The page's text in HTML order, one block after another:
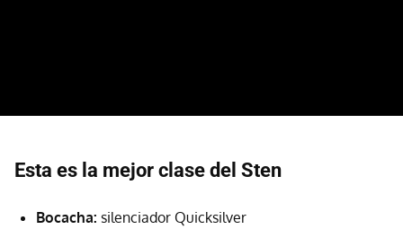
Esta es la mejor clase del Sten
Bocacha: silenciador Quicksilver